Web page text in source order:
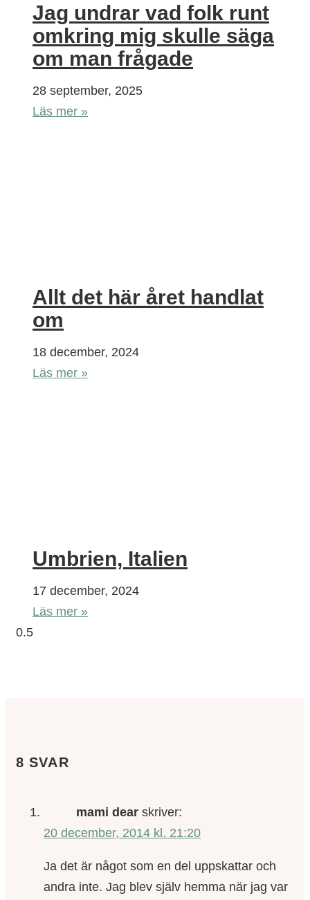
Jag undrar vad folk runt
omkring mig skulle säga
om man frågade
28 september, 2025
Läs mer »
Allt det här året handlat
om
18 december, 2024
Läs mer »
Umbrien, Italien
17 december, 2024
Läs mer »
8 SVAR
mami dear skriver:
20 december, 2014 kl. 21:20
Ja det är något som en del uppskattar och
andra inte. Jag blev själv hemma när jag var